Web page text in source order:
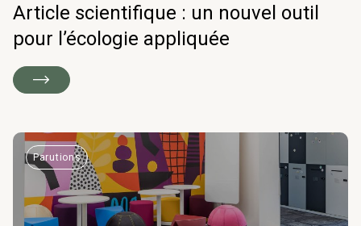
Article scientifique : un nouvel outil
pour l’écologie appliquée
Parutions